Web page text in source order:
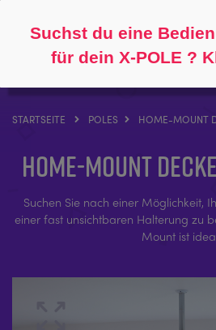
STARTSEITE POLES HOME-MOUNT
Home-Mount
Suchen Sie nach einer Möglichkeit,
einer fast unsichtbaren Halterung zu
Mount ist
Suchst du eine
für dein X-POLE ?